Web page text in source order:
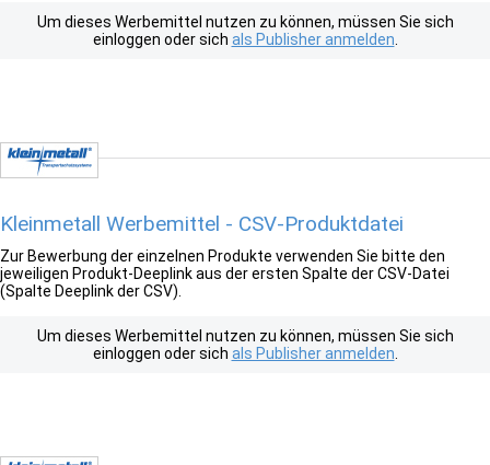
Um dieses Werbemittel nutzen zu können, müssen Sie sich
einloggen oder sich als Publisher anmelden
Kleinmetall Werbemittel - CSV-Produktdatei
Zur Bewerbung der einzelnen Produkte verwenden Sie bitte den
jeweiligen Produkt-Deeplink aus der ersten Spalte der CSV-Datei
(Spalte Deeplink der CSV).
Um dieses Werbemittel nutzen zu können, müssen Sie sich
einloggen oder sich als Publisher anmelden